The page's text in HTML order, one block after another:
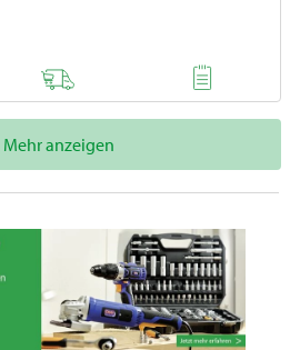
Mehr anzeigen